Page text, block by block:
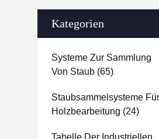
Kategorien
Systeme Zur Sammlung
Von Staub (65)
Staubsammelsysteme
Holzbearbeitung (24)
Tabelle Der Industriellen